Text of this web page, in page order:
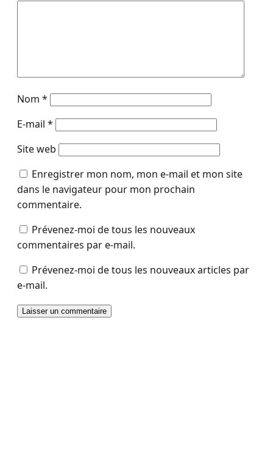
Nom *
E-mail *
Site web
Enregistrer mon nom, mon e-mail et mon site
dans le navigateur pour mon prochain
commentaire.
Prévenez-moi de tous les nouveaux
commentaires par e-mail.
Prévenez-moi de tous les nouveaux articles par
e-mail.